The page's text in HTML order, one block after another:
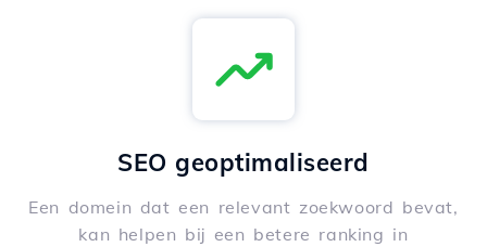
SEO geoptimaliseerd
Een domein dat een relevant zoekwoord bevat,
kan helpen bij een betere ranking in